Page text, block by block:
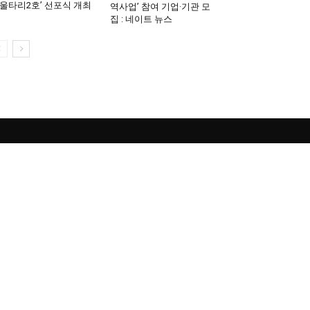
타리2호’ 선포식 개최
역사업’ 참여 기업·기관 모
집 : 네이트 뉴스